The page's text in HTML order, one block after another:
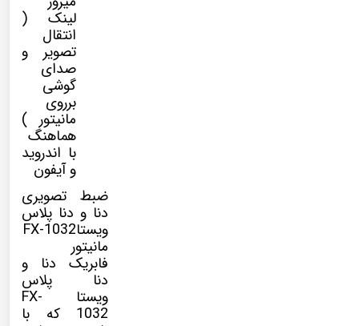
لینک (
انتقال
تصویر و
صدای
گوشی
برروی
مانیتور )
هماهنگ
با اندروید
و آیفون
ضبط تصویری
دنا و دنا پلاس
ویستاFX-1032
مانیتور
فابریک دنا و
دنا پلاس
ویستا FX-
1032 که با